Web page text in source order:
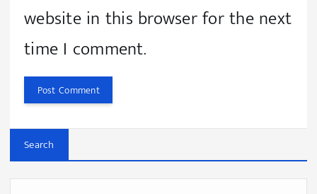
website in this browser for the next
time I comment.
Search